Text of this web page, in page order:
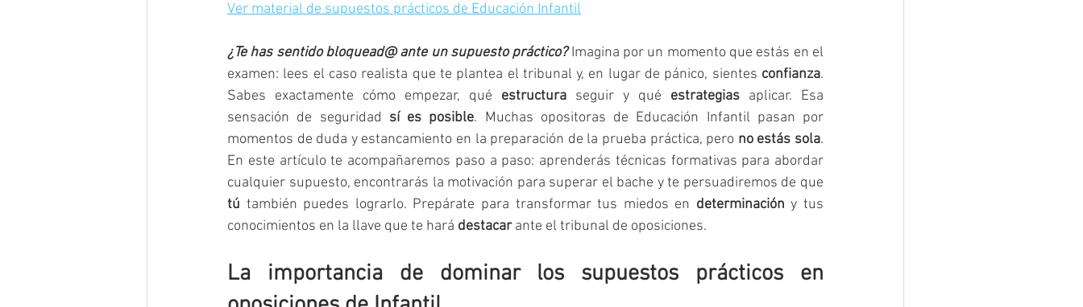
Ver material de supuestos prácticos de Educación Infantil
¿Te has sentido bloquead@ ante un supuesto práctico? Imagina por un momento que estás en el
examen: lees el caso realista que te plantea el tribunal y, en lugar de pánico, sientes confianza.
Sabes exactamente cómo empezar, qué estructura seguir y qué estrategias aplicar. Esa
sensación de seguridad sí es posible. Muchas opositoras de Educación Infantil pasan por
momentos de duda y estancamiento en la preparación de la prueba práctica, pero no estás sola.
En este artículo te acompañaremos paso a paso: aprenderás técnicas formativas para abordar
tú también puedes lograrlo. Prepárate para transformar tus miedos en determinación y tus
conocimientos en la llave que te hará destacar ante el tribunal de oposiciones.
La importancia de dominar los supuestos prácticos en